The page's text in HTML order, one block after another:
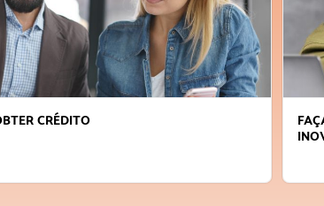
FAÇA A DIFERENÇA: SEJA SUSTENTÁVEL, SEJA